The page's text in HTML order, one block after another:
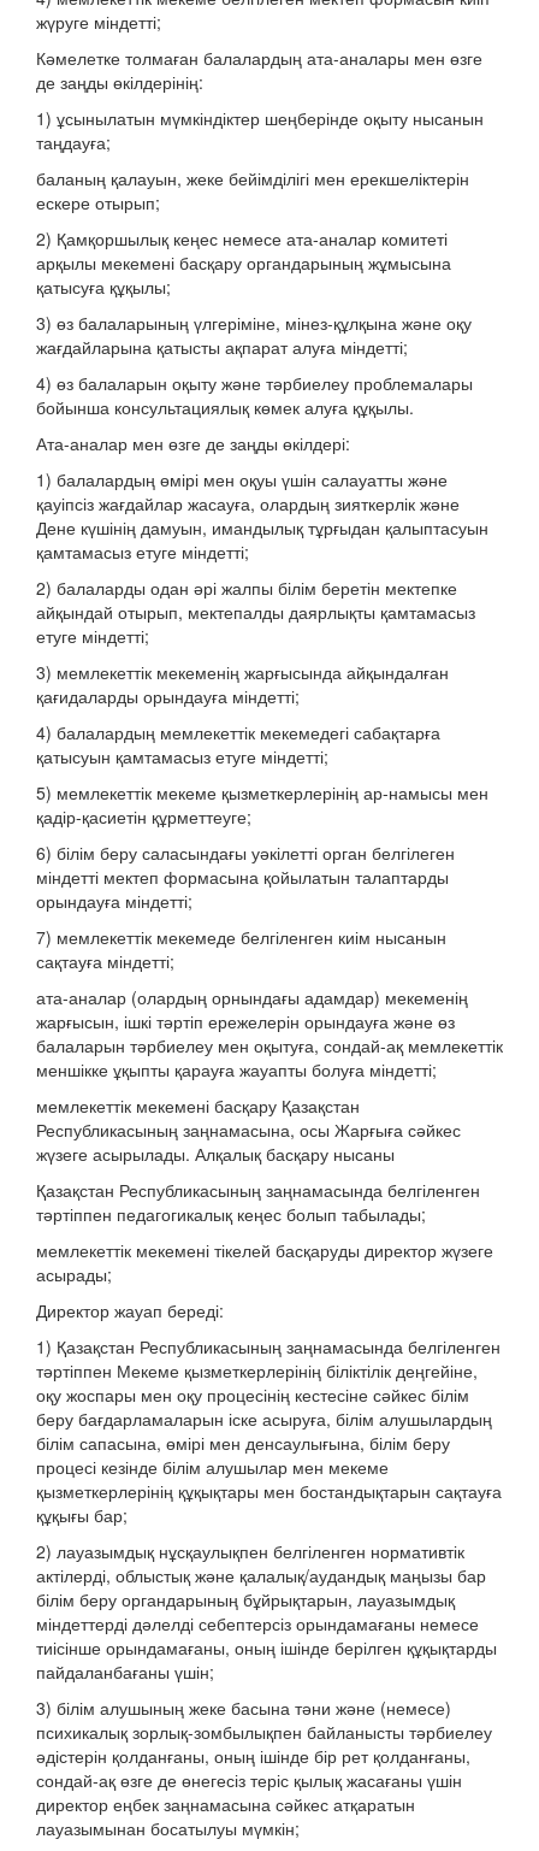
жүруге міндетті;
Кәмелетке толмаған балалардың ата-аналары мен өзге
де заңды өкілдерінің:
1) ұсынылатын мүмкіндіктер шеңберінде оқыту нысанын
таңдауға;
баланың қалауын, жеке бейімділігі мен ерекшеліктерін
ескере отырып;
2) Қамқоршылық кеңес немесе ата-аналар комитеті
арқылы мекемені басқару органдарының жұмысына
қатысуға құқылы;
3) өз балаларының үлгеріміне, мінез-құлқына және оқу
жағдайларына қатысты ақпарат алуға міндетті;
4) өз балаларын оқыту және тәрбиелеу проблемалары
бойынша консультациялық көмек алуға құқылы.
Ата-аналар мен өзге де заңды өкілдері:
1) балалардың өмірі мен оқуы үшін салауатты және
қауіпсіз жағдайлар жасауға, олардың зияткерлік және
Дене күшінің дамуын, имандылық тұрғыдан қалыптасуын
қамтамасыз етуге міндетті;
2) балаларды одан әрі жалпы білім беретін мектепке
айқындай отырып, мектепалды даярлықты қамтамасыз
етуге міндетті;
3) мемлекеттік мекеменің жарғысында айқындалған
қағидаларды орындауға міндетті;
4) балалардың мемлекеттік мекемедегі сабақтарға
қатысуын қамтамасыз етуге міндетті;
5) мемлекеттік мекеме қызметкерлерінің ар-намысы мен
қадір-қасиетін құрметтеуге;
6) білім беру саласындағы уәкілетті орган белгілеген
міндетті мектеп формасына қойылатын талаптарды
орындауға міндетті;
7) мемлекеттік мекемеде белгіленген киім нысанын
сақтауға міндетті;
ата-аналар (олардың орнындағы адамдар) мекеменің
жарғысын, ішкі тәртіп ережелерін орындауға және өз
балаларын тәрбиелеу мен оқытуға, сондай-ақ мемлекеттік
меншікке ұқыпты қарауға жауапты болуға міндетті;
мемлекеттік мекемені басқару Қазақстан
Республикасының заңнамасына, осы Жарғыға сәйкес
жүзеге асырылады. Алқалық басқару нысаны
Қазақстан Республикасының заңнамасында белгіленген
тәртіппен педагогикалық кеңес болып табылады;
мемлекеттік мекемені тікелей басқаруды директор жүзеге
асырады;
Директор жауап береді:
1) Қазақстан Республикасының заңнамасында белгіленген
тәртіппен Мекеме қызметкерлерінің біліктілік деңгейіне,
оқу жоспары мен оқу процесінің кестесіне сәйкес білім
беру бағдарламаларын іске асыруға, білім алушылардың
білім сапасына, өмірі мен денсаулығына, білім беру
процесі кезінде білім алушылар мен мекеме
қызметкерлерінің құқықтары мен бостандықтарын сақтауға
құқығы бар;
2) лауазымдық нұсқаулықпен белгіленген нормативтік
актілерді, облыстық және қалалық/аудандық маңызы бар
білім беру органдарының бұйрықтарын, лауазымдық
міндеттерді дәлелді себептерсіз орындамағаны немесе
тиісінше орындамағаны, оның ішінде берілген құқықтарды
пайдаланбағаны үшін;
3) білім алушының жеке басына тәни және (немесе)
психикалық зорлық-зомбылықпен байланысты тәрбиелеу
әдістерін қолданғаны, оның ішінде бір рет қолданғаны,
сондай-ақ өзге де өнегесіз теріс қылық жасағаны үшін
директор еңбек заңнамасына сәйкес атқаратын
лауазымынан босатылуы мүмкін;